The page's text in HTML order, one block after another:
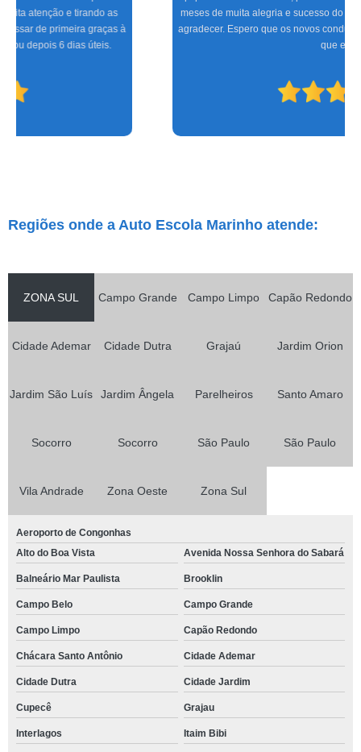
meses de muita alegria e sucesso do CFC às aulas práticas, só tenho a
agradecer. Espero que os novos condutores tenham a mesma satisfação
Regiões onde a Auto Escola Marinho atende:
ZONA SUL Campo Grande Campo Limpo Capão Redondo
Cidade Ademar Cidade Dutra Grajaú Jardim Orion
Jardim São Luís Jardim Ângela Parelheiros Santo Amaro
Socorro Socorro São Paulo São Paulo
Vila Andrade Zona Oeste Zona Sul
Aeroporto de Congonhas
Alto do Boa Vista
Avenida Nossa Senhora do Sabará
Balneário Mar Paulista Brooklin
Campo Belo Campo Grande
Campo Limpo Capão Redondo
Chácara Santo Antônio Cidade Ademar
Cidade Dutra Cidade Jardim
Cupecê Grajau
Interlagos Itaim Bibi